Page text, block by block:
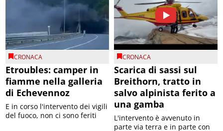
CRONACA
Etroubles: camper in
fiamme nella galleria
di Echevennoz
E in corso l'intervento dei vigili
del fuoco, non ci sono feriti
CRONACA
Scarica di sassi sul
Breithorn, tratto in
salvo alpinista ferito a
una gamba
L'intervento è avvenuto in
parte via terra e in parte con